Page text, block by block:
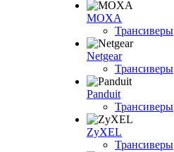
MOXA
Трансиверы
Netgear
Трансиверы
Panduit
Трансиверы
ZyXEL
Трансиверы